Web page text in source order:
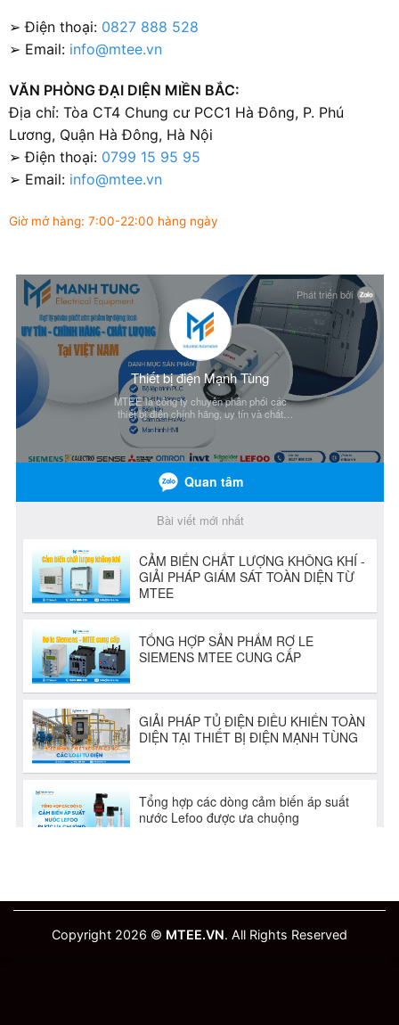
➢ Điện thoại: 0827 888 528
➢ Email: info@mtee.vn
VĂN PHÒNG ĐẠI DIỆN MIỀN BẮC:
Địa chỉ: Tòa CT4 Chung cư PCC1 Hà Đông, P. Phú
Lương, Quận Hà Đông, Hà Nội
➢ Điện thoại: 0799 15 95 95
➢ Email: info@mtee.vn
Giờ mở hàng: 7:00-22:00 hàng ngày
Copyright 2026 © MTEE.VN. All Rights Reserved